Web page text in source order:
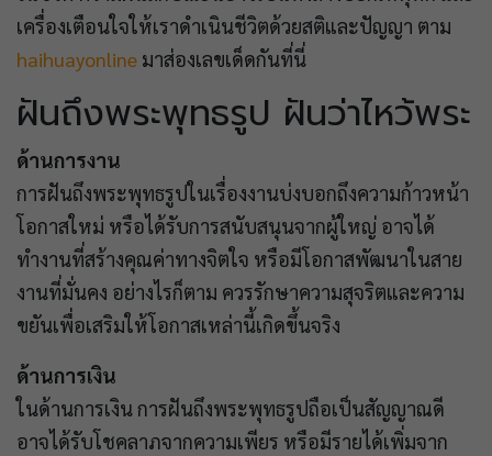
เครื่องเตือนใจให้เราดำเนินชีวิตด้วยสติและปัญญา ตาม
haihuayonline มาส่องเลขเด็ดกันที่นี่
ฝันถึงพระพุทธรูป ฝันว่าไหว้พระ
ด้านการงาน
การฝันถึงพระพุทธรูปในเรื่องงานบ่งบอกถึงความก้าวหน้า
โอกาสใหม่ หรือได้รับการสนับสนุนจากผู้ใหญ่ อาจได้
ทำงานที่สร้างคุณค่าทางจิตใจ หรือมีโอกาสพัฒนาในสาย
งานที่มั่นคง อย่างไรก็ตาม ควรรักษาความสุจริตและความ
ขยันเพื่อเสริมให้โอกาสเหล่านี้เกิดขึ้นจริง
ด้านการเงิน
ในด้านการเงิน การฝันถึงพระพุทธรูปถือเป็นสัญญาณดี
อาจได้รับโชคลาภจากความเพียร หรือมีรายได้เพิ่มจาก